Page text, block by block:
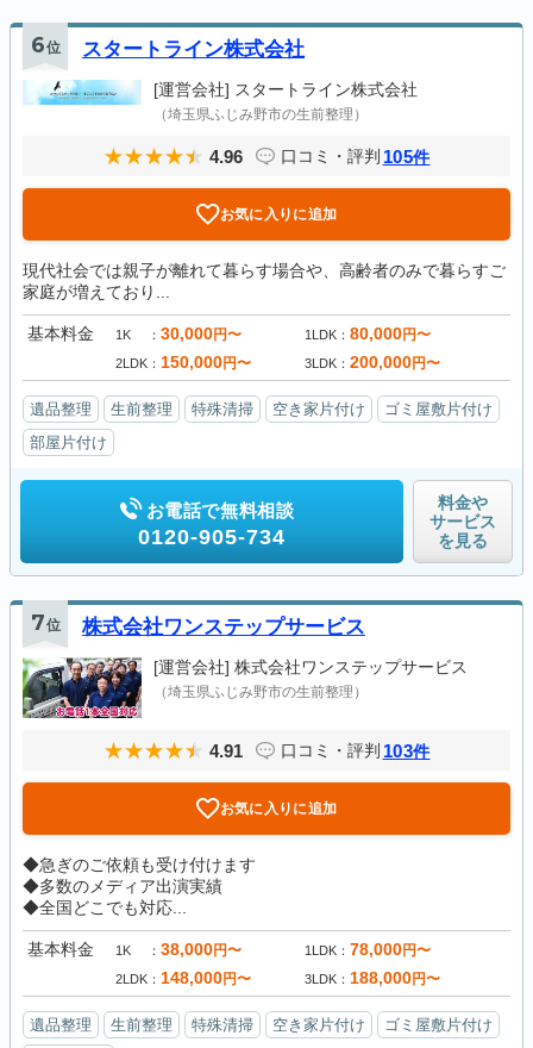
6位 スタートライン株式会社
[運営会社] スタートライン株式会社
（埼玉県ふじみ野市の生前整理）
4.96 口コミ・評判 105件
お気に入りに追加
現代社会では親子が離れて暮らす場合や、高齢者のみで暮らすご
家庭が増えており...
基本料金 1K 30,000円〜 1LDK 80,000円〜
2LDK 150,000円〜 3LDK 200,000円〜
遺品整理 生前整理 特殊清掃 空き家片付け
ゴミ屋敷片付け
部屋片付け
お電話で無料相談
0120-905-734
料金や
サービス
を見る
7位 株式会社ワンステップサービス
[運営会社] 株式会社ワンステップサービス
（埼玉県ふじみ野市の生前整理）
4.91 口コミ・評判 103件
お気に入りに追加
◆急ぎのご依頼も受け付けます
◆多数のメディア出演実績
◆全国どこでも対応...
基本料金 1K 38,000円〜 1LDK 78,000円〜
2LDK 148,000円〜 3LDK 188,000円〜
遺品整理 生前整理 特殊清掃 空き家片付け
ゴミ屋敷片付け